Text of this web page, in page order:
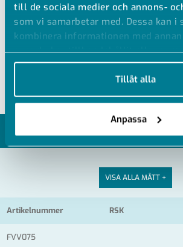
till de sociala medier och annons-
som vi samarbetar med. Dessa kan i
kombinera informationen med
som du har tillhandahållit eller som
när du har använt deras tjänster.
Tillåt alla
Anpassa
PVC-U Fastfläns med muff
Ral 7011 mörkgrå (Vit mot förfrågan)
Kemisk svetsning ≤d160
VISA ALLA MÅTT +
Artikelnummer RSK
FVV075